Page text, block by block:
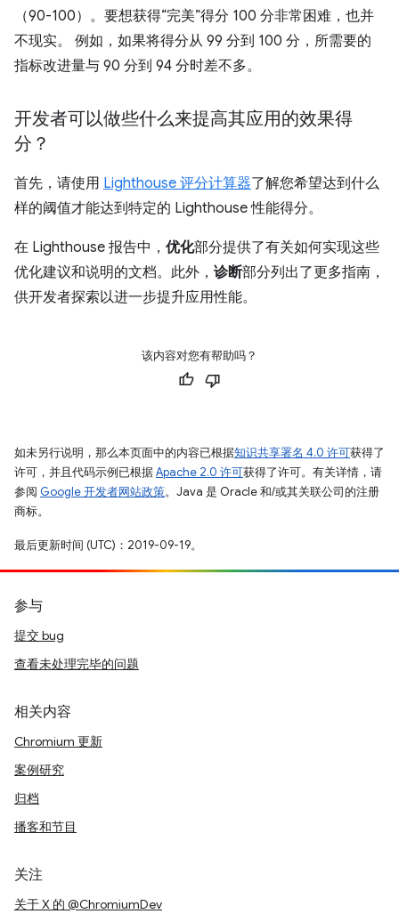
（90-100）。要想获得“完美”得分 100 分非常困难，也并
不现实。 例如，如果将得分从 99 分到 100 分，所需要的
指标改进量与 90 分到 94 分时差不多。
开发者可以做些什么来提高其应用的效果得
分？
首先，请使用 Lighthouse 评分计算器了解您希望达到什么
样的阈值才能达到特定的 Lighthouse 性能得分。
在 Lighthouse 报告中， 优化部分提供了有关如何实现这些
优化建议和说明的文档。此外， 诊断部分列出了更多指南，
供开发者探索以进一步提升应用性能。
该内容对您有帮助吗？
如未另行说明，那么本页面中的内容已根据知识共享署名 4.0 许可获得了
许可，并且代码示例已根据Apache 2.0 许可获得了许可。有关详情，请
参阅 Google 开发者网站政策。Java 是 Oracle 和/或其关联公司的注册
商标。
最后更新时间 (UTC)：2019-09-19。
参与
提交 bug
查看未处理完毕的问题
相关内容
Chromium 更新
案例研究
归档
播客和节目
关注
关于 X 的 @ChromiumDev